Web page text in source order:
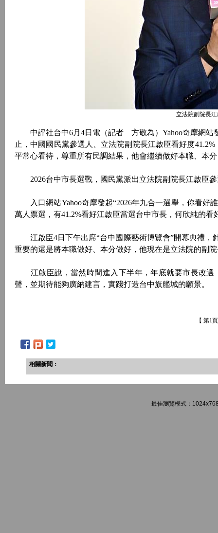
立法院副院長
中評社台中6月4日電（記者 方敬為）Yahoo奇摩網站發
止，中國國民黨參選人、立法院副院長江啟臣看好度
平常心看待，尊重所有民調結果，他會繼續做好本職、本
2026台中市長選戰，國民黨派出立法院副院長江啟臣參
入口網站Yahoo奇摩發起“2026年九合一選舉，你看好
萬人票選，有41.2%看好江啟臣當選台中市長，何欣純的看
江啟臣4日下午出席“台中國際藝術博覽會”開幕典禮，
重要的還是將本職做好、本分做好，他現在是立法院的副
江啟臣說，當然時間進入下半年，年底就要市長改選
聲，並期待能夠廣納建言，實踐打造台中旗艦城的願景。
【 第1
相關新聞：
最佳瀏覽模式：